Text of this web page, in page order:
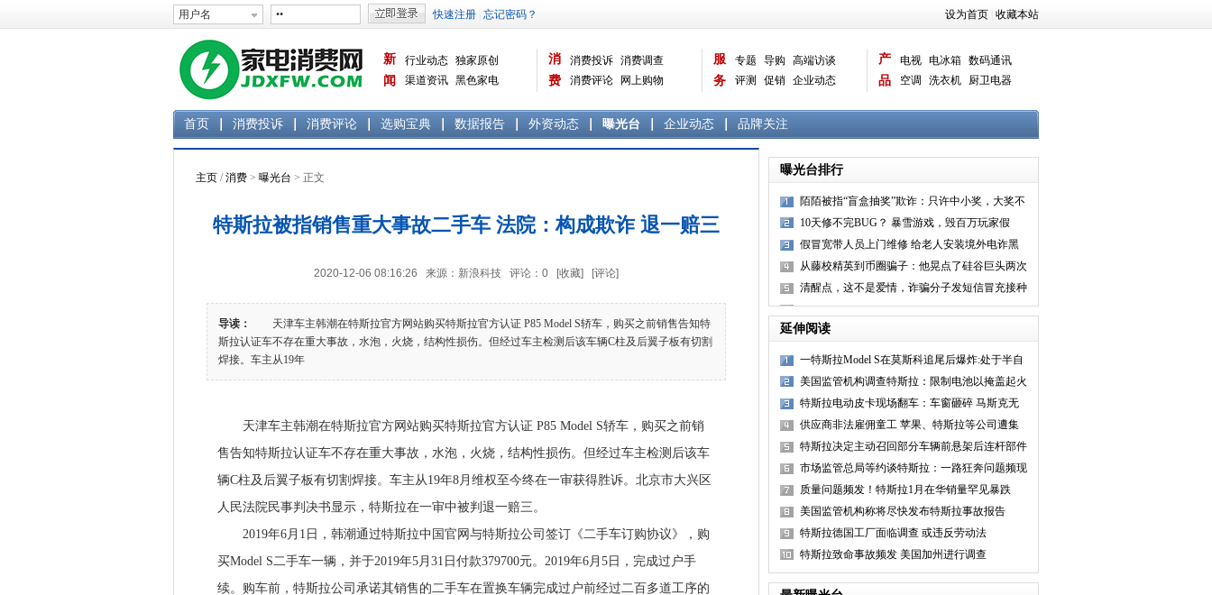
设为首页 收藏本站
新
闻
行业动态 独家原创
渠道资讯 黑色家电
消
费
消费投诉 消费调查
消费评论
网上购物
曝光台
品牌关注
服
务
专题 导购
高端访谈
评测
促销 企业动态
产
品
电视 电冰箱 数码通讯
空调
洗衣机
厨卫电器
首页 消费投诉 消费评论 选购宝典 数据报告 外资动态 曝光台 企业动态 品牌关注
主页 /消费 > 曝光台 > 正文
特斯拉被指销售重大事故二手车 法院：构成欺诈 退一赔三
2020-12-06 08:16:26 来源：新浪科技 评论： 0 [收藏] [评论]
导读：
天津车主韩潮在特斯拉官方网站购买特斯拉官方认证 P85 Model S轿车，购买之前销售告知特
斯拉认证车不存在重大事故，水泡，火烧，结构性损伤。但经过车主检测后该车辆C柱及后翼子板有切割
焊接。车主从19年
天津车主韩潮在特斯拉官方网站购买特斯拉官方认证 P85 Model S轿车，购买之前销
售告知特斯拉认证车不存在重大事故，水泡，火烧，结构性损伤。但经过车主检测后该车
辆C柱及后翼子板有切割焊接。车主从19年8月维权至今终在一审获得胜诉。北京市大兴区
人民法院民事判决书显示，特斯拉在一审中被判退一赔三。
2019年6月1日，韩潮通过特斯拉中国官网与特斯拉公司签订《二手车订购协议》，购
买Model S二手车一辆，并于2019年5月31日付款379700元。2019年6月5日，完成过户手
续。购车前，特斯拉公司承诺其销售的二手车在置换车辆完成过户前经过二百多道工序的
曝光台排行
陌陌被指“盲盒抽奖”欺诈：只许中小奖，大奖不
兑现？
10天修不完BUG？ 暴雪游戏，毁百万玩家假
期！
假冒宽带人员上门维修 给老人安装境外电诈黑
盒子：嫌犯落网
从藤校精英到币圈骗子：他晃点了硅谷巨头两次
清醒点，这不是爱情，诈骗分子发短信冒充接种
疫苗护士骗钱
延伸阅读
一特斯拉Model S在莫斯科追尾后爆炸:处于半自
动状态
美国监管机构调查特斯拉：限制电池以掩盖起火
风险
特斯拉电动皮卡现场翻车：车窗砸碎 马斯克无
奈耸肩
供应商非法雇佣童工 苹果、特斯拉等公司遭集
体诉讼
特斯拉决定主动召回部分车辆前悬架后连杆部件
市场监管总局等约谈特斯拉：一路狂奔问题频现
质量问题频发！特斯拉1月在华销量罕见暴跌
35%
美国监管机构称将尽快发布特斯拉事故报告
特斯拉德国工厂面临调查 或违反劳动法
特斯拉致命事故频发 美国加州进行调查